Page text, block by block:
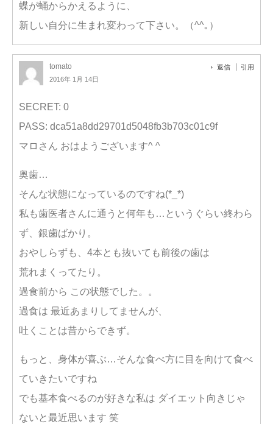
蝶が蛹からかえるように、
新しい自分に生まれ変わって下さい。（^^｡）
tomato
2016年 1月 14日
返信 引用
SECRET: 0
PASS: dca51a8dd29701d5048fb3b703c01c9f
マロさん おはようございます^ ^
奥歯…
そんな状態になっているのですね(*_*)
私も歯医者さんに通うと何年も…というぐらい終わら
ず、銀歯ばかり。
おやしらずも、4本とも抜いても前後の歯は
荒れまくってたり。
過食前から この状態でした。。
過食は 最近あまりしてませんが、
吐くことは昔からできず。
もっと、身体が喜ぶ…そんな食べ方に目を向けて食べ
ていきたいですね
でも基本食べるのが好きな私は ダイエット向きじゃ
ないと最近思います 笑